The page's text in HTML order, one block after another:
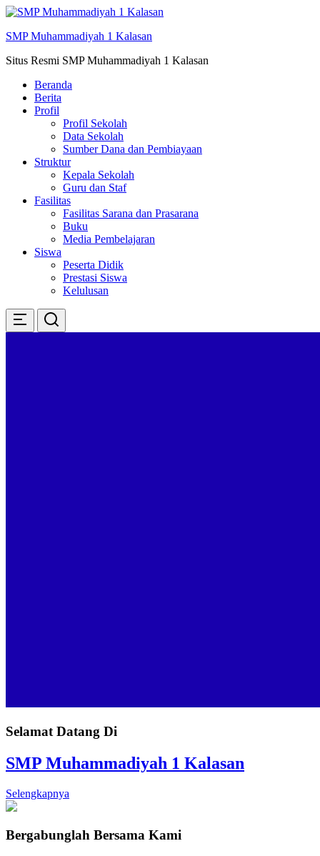
Skip
konten
SMP Muhammadiyah 1 Kalasan
Situs Resmi SMP Muhammadiyah 1 Kalasan
Beranda
Berita
Profil
Profil Sekolah
Data Sekolah
Sumber Dana dan Pembiayaan
Struktur
Kepala Sekolah
Guru dan Staf
Fasilitas
Fasilitas Sarana dan Prasarana
Buku
Media Pembelajaran
Siswa
Peserta Didik
Prestasi Siswa
Kelulusan
Selamat Datang Di
SMP Muhammadiyah 1 Kalasan
Selengkapnya
Bergabunglah Bersama Kami